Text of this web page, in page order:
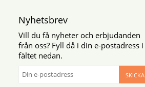
Nyhetsbrev
Vill du få nyheter och erbjudanden
från oss? Fyll då i din e-postadress i
fältet nedan.
SKICKA